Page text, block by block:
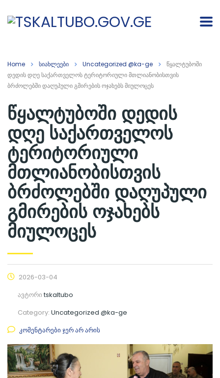
Home სიახლეები Uncategorized @ka-ge
წყალტუბოში
დედის დღე საქართველოს ტერიტორიული მთლიანობისთვის
ბრძოლებში დაღუპული გმირების ოჯახებს მიულოცეს
წყალტუბოში დედის
დღე საქართველოს
ტერიტორიული
მთლიანობისთვის
ბრძოლებში დაღუპული
გმირების ოჯახებს
მიულოცეს
2026-03-04
ავტორიtskaltubo
Category: Uncategorized @ka-ge
კომენტარები ჯერ არ არის